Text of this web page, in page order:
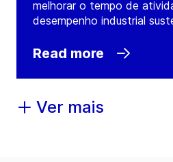
melhorar o tempo de
desempenho industrial
Read more
Ver mais